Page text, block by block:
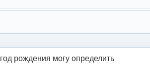
рождения могу определить